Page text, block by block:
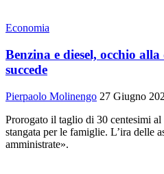
Economia
Benzina e diesel, occhio
succede
Pierpaolo Molinengo 27 Giugno
Prorogato il taglio di 30 centesimi
stangata per le famiglie. L’ira delle
amministrate».